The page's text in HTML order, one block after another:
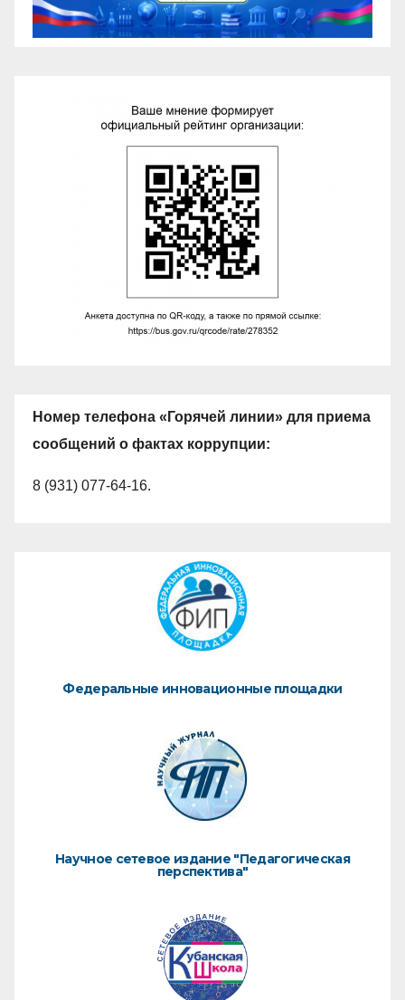
Номер телефона «Горячей линии» для приема
сообщений о фактах коррупции:
8 (931) 077-64-16.
Федеральные инновационные площадки
Научное сетевое издание "Педагогическая
перспектива"